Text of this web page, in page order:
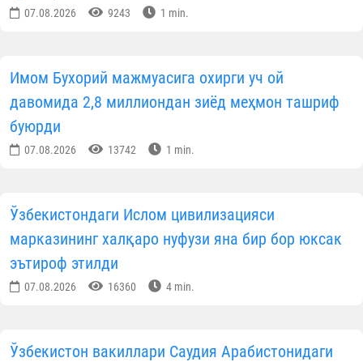
07.08.2026 9243 1 min.
Имом Бухорий мажмуасига охирги уч ой
давомида 2,8 миллиондан зиёд меҳмон ташриф
буюрди
07.08.2026 13742 1 min.
Ўзбекистондаги Ислом цивилизацияси
марказининг халқаро нуфузи яна бир бор юксак
эътироф этилди
07.08.2026 16360 4 min.
Ўзбекистон вакиллари Саудия Арабистонидаги